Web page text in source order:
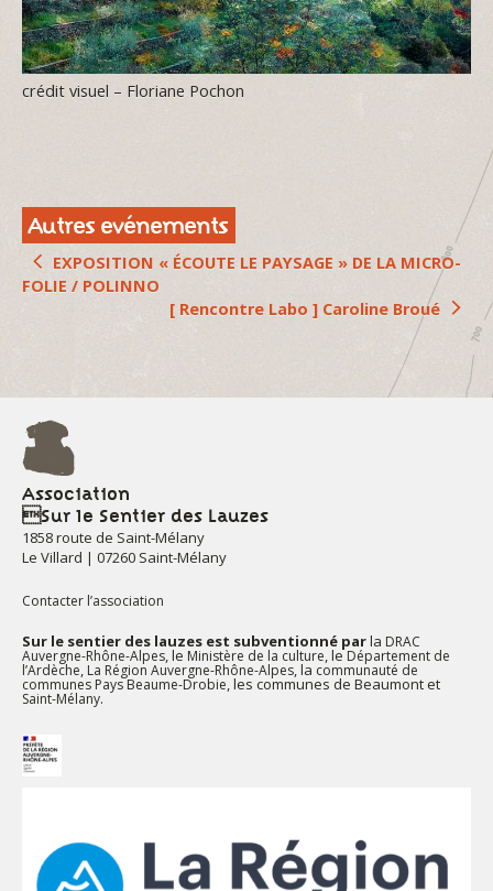
crédit visuel – Floriane Pochon
Autres evénements
EXPOSITION « ÉCOUTE LE PAYSAGE » DE LA MICRO-
FOLIE / POLINNO
[ Rencontre Labo ] Caroline Broué
Association
Sur le Sentier des Lauzes
1858 route de Saint-Mélany
Le Villard | 07260 Saint-Mélany
Contacter l’association
Sur le sentier des lauzes est subventionné parla DRAC
Auvergne-Rhône-Alpes, le Ministère de la culture, leDépartement de
l’Ardèche, La Région Auvergne-Rhône-Alpes, la communauté de
communes Pays Beaume-Drobie, les communes de Beaumont et
Saint-Mélany.